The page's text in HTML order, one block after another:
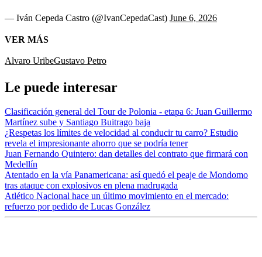
— Iván Cepeda Castro (@IvanCepedaCast) June 6, 2026
VER MÁS
Alvaro UribeGustavo Petro
Le puede interesar
Clasificación general del Tour de Polonia - etapa 6: Juan Guillermo
Martínez sube y Santiago Buitrago baja
¿Respetas los límites de velocidad al conducir tu carro? Estudio
revela el impresionante ahorro que se podría tener
Juan Fernando Quintero: dan detalles del contrato que firmará con
Medellín
Atentado en la vía Panamericana: así quedó el peaje de Mondomo
tras ataque con explosivos en plena madrugada
Atlético Nacional hace un último movimiento en el mercado:
refuerzo por pedido de Lucas González